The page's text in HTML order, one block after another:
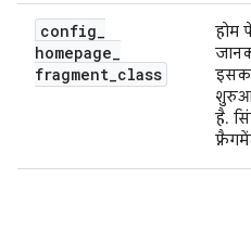
config_
homepage_
fragment_class
होम
है.